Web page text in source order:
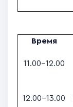
Время
11.00-12.00
12.00-13.00